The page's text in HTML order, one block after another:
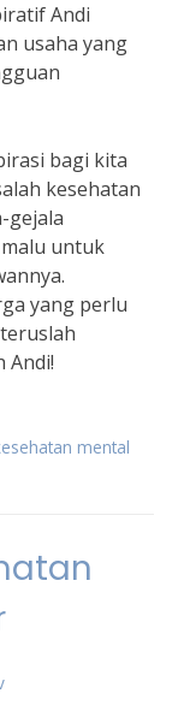
Andi
usaha yang
bagi kita
kesehatan
gejala
untuk
yang perlu
Andi!
mental